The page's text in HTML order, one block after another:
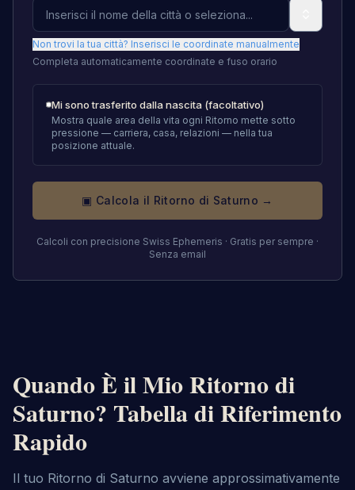
Non trovi la tua città? Inserisci le coordinate manualmente
Completa automaticamente coordinate e fuso orario
Mi sono trasferito dalla nascita (facoltativo)
Mostra quale area della vita ogni Ritorno mette sotto
pressione — carriera, casa, relazioni — nella tua
posizione attuale.
▣ Calcola il Ritorno di Saturno →
Calcoli con precisione Swiss Ephemeris · Gratis per sempre ·
Senza email
Quando È il Mio Ritorno di
Saturno? Tabella di Riferimento
Rapido
Il tuo Ritorno di Saturno avviene approssimativamente